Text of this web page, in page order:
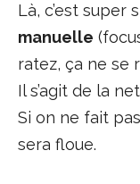
Là, c’est super
manuelle
ratez, ça ne se
Il s’agit de la
Si on ne fait
sera floue.